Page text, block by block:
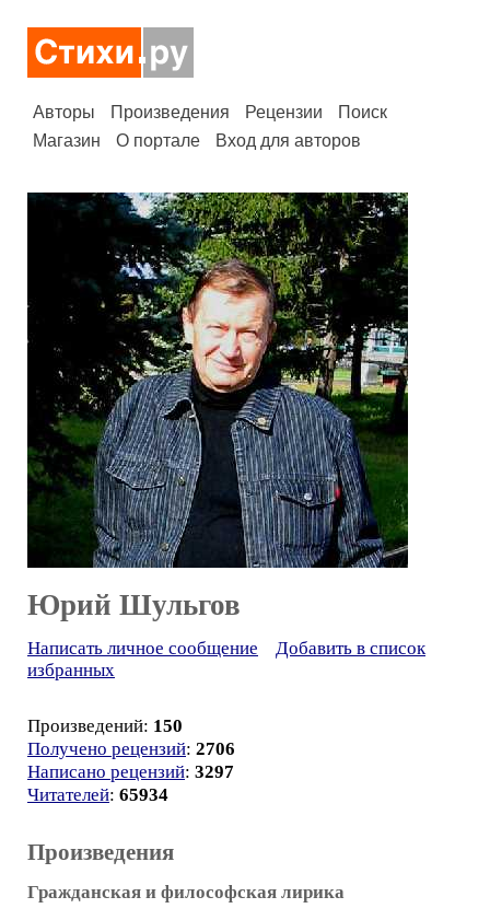
Авторы Произведения Рецензии
Поиск
Магазин
О портале Вход для авторов
Юрий Шульгов
Написать личное сообщение
Добавить в список
избранных
Произведений: 150
Получено рецензий: 2706
Написано рецензий: 3297
Читателей: 65934
Произведения
Гражданская и философская лирика